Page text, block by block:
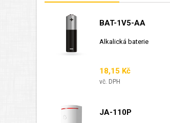
BAT-1V5-AA
Alkalická baterie
Cena
18,15 Kč
vč. DPH
JA-110P